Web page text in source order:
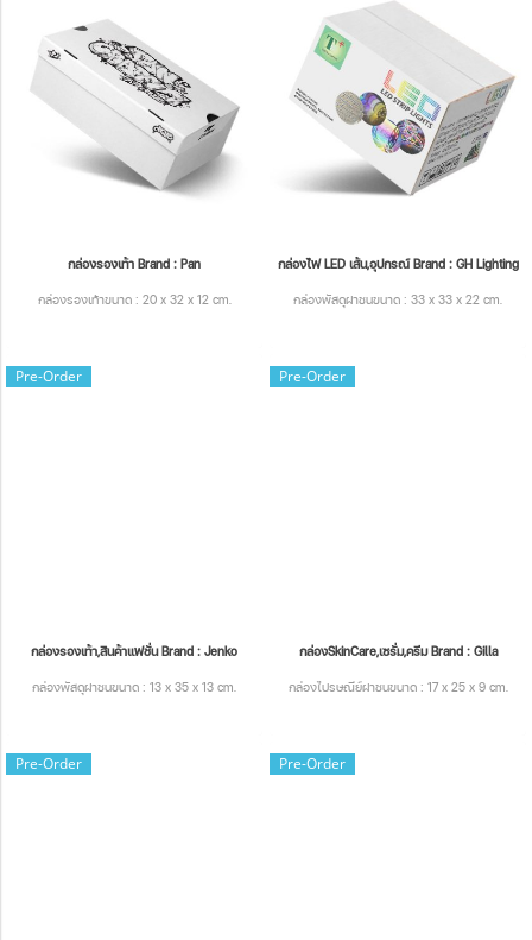
กล่องรองเท้า Brand : Pan
กล่องรองเท้าขนาด : 20 x 32 x 12 cm.
กล่องไฟ LED เส้น,อุปกรณ์ Brand : GH Lighting
กล่องพัสดุฝาชนขนาด : 33 x 33 x 22 cm.
Pre-Order
กล่องรองเท้า,สินค้าแฟชั่น Brand : Jenko
กล่องพัสดุฝาชนขนาด : 13 x 35 x 13 cm.
Pre-Order
กล่องSkinCare,เซรั่ม,ครีม Brand : Gilla
กล่องไปรษณีย์ฝาชนขนาด : 17 x 25 x 9 cm.
Pre-Order Pre-Order